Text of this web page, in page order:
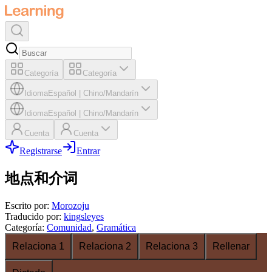
Categoría Categoría
IdiomaEspañol Chino/Mandarín
IdiomaEspañol Chino/Mandarín
Cuenta Cuenta
Registrarse Entrar
地点和介词
Escrito por: Morozoju
Traducido por: kingsleyes
Categoría: Comunidad, Gramática
Relaciona 1
Relaciona 2 Relaciona 3 Rellenar